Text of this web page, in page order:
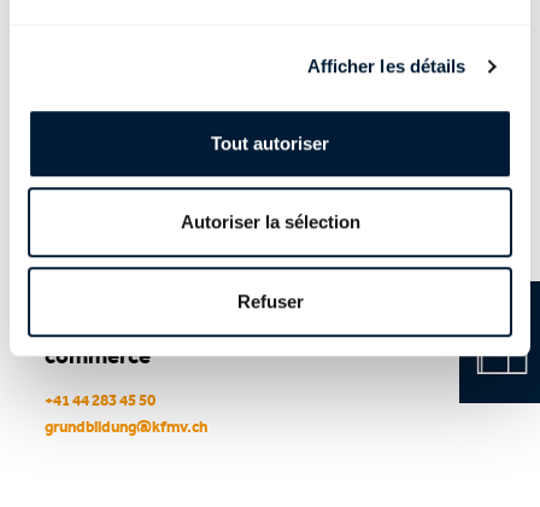
Afficher les détails
Tout autoriser
Autoriser la sélection
Refuser
Administration PQual
commerce
+41 44 283 45 50
grundbildung@kfmv.ch